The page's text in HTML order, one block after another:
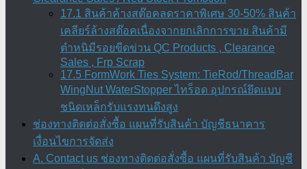
17.1 สินค้าค้างสต๊อคลดราคาพิเศษ 30-50% สินค้า
เคลียร์ล้างสต๊อคเนื่องจากยกเลิกการขาย สินค้ามี
ตำหนิมีรอยขีดข่วน QC Products , Clearance
Sales , Frp Scrap
17.5 FormWork Ties System: TieRod/ThreadBar
WingNut WaterStopper ไทร็อด อุปกรณ์ยึดแบบ
ชนิดเหล็กรับแรงทนดึงสูง
ช่องทางติดต่อสั่งซื้อ แผนที่รับสินค้า บัญชีธนาคาร
เงื่อนไขการจัดส่ง
A. Contact us ช่องทางติดต่อสั่งซื้อ แผนที่รับสินค้า บัญชี